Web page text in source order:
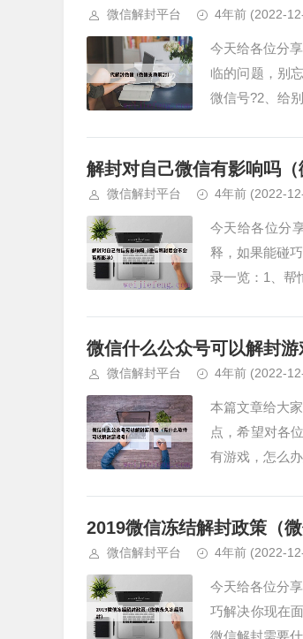
微信解封平台 4年前 (2022-
今天给各位分
临的问题，别
微信号?2、给
解封对自己微信有影响吗（
微信解封平台 4年前 (2022-
今天给各位分
释，如果能碰
录一览：1、帮
微信什么公众号可以解封游
微信解封平台 4年前 (2022-
本篇文章给大
点，希望对各
有游戏，怎么
2019微信冻结解封政策（微
微信解封平台 4年前 (2022-
今天给各位分
巧解决你现在
微信解封需要